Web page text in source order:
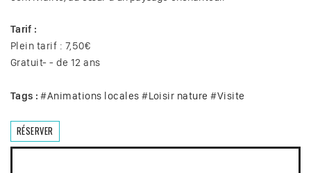
Tarif :
Plein tarif : 7,50€
Gratuit- - de 12 ans
Tags : #Animations locales #Loisir nature #Visite
RÉSERVER